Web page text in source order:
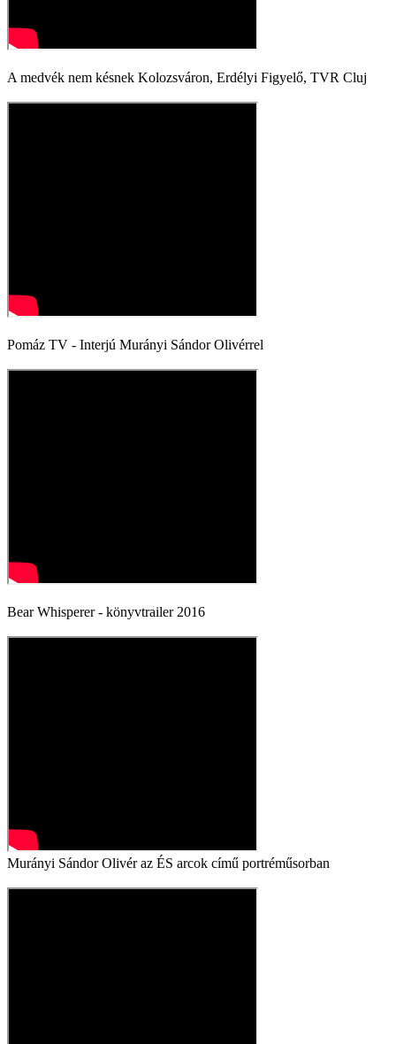
A medvék nem késnek Kolozsváron, Erdélyi Figyelő, TVR Cluj
Pomáz TV - Interjú Murányi Sándor Olivérrel
Bear Whisperer - könyvtrailer 2016
Murányi Sándor Olivér az ÉS arcok című portréműsorban